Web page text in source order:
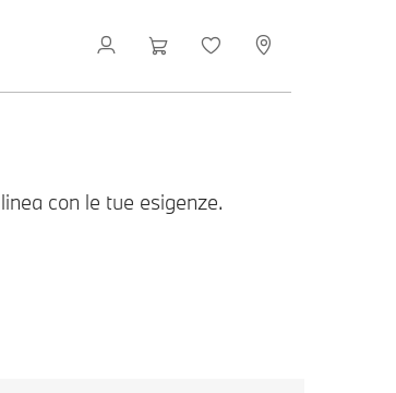
con le tue esigenze.